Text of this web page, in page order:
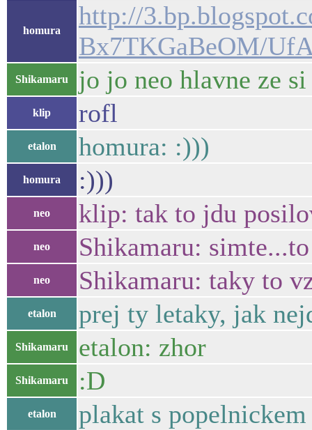
homura
http://
Bx7TKGaBeOM/
Shikamaru jo jo neo hlavne ze
klip rofl
etalon homura: :)))
homura :)))
neo klip: tak to jdu
neo Shikamaru:
neo Shikamaru: taky to
etalon prej ty letaky, jak
Shikamaru etalon: zhor
Shikamaru :D
etalon plakat s